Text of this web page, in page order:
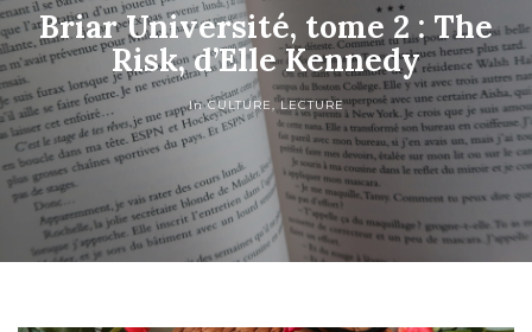
Briar Université, tome 2 : The
Risk, d’Elle Kennedy
InCULTURE,LECTURE